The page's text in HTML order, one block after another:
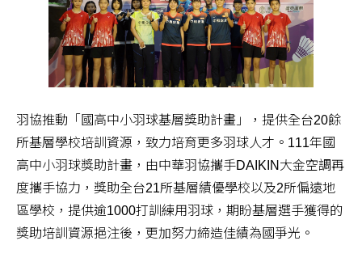
羽協推動「國高中小羽球基層獎助計畫」，提供全台20餘
所基層學校培訓資源，致力培育更多羽球人才。111年國
高中小羽球獎助計畫，由中華羽協攜手DAIKIN大金空調再
度攜手協力，獎助全台21所基層績優學校以及2所偏遠地
區學校，提供逾1000打訓練用羽球，期盼基層選手獲得的
獎助培訓資源挹注後，更加努力締造佳績為國爭光。